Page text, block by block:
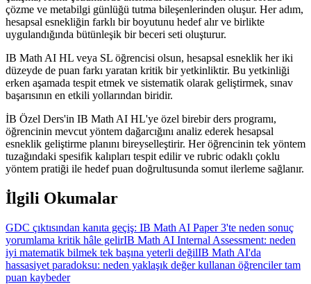
çözme ve metabilgi günlüğü tutma bileşenlerinden oluşur. Her adım,
hesapsal esnekliğin farklı bir boyutunu hedef alır ve birlikte
uygulandığında bütünleşik bir beceri seti oluşturur.
IB Math AI HL veya SL öğrencisi olsun, hesapsal esneklik her iki
düzeyde de puan farkı yaratan kritik bir yetkinliktir. Bu yetkinliği
erken aşamada tespit etmek ve sistematik olarak geliştirmek, sınav
başarısının en etkili yollarından biridir.
İB Özel Ders'in IB Math AI HL'ye özel birebir ders programı,
öğrencinin mevcut yöntem dağarcığını analiz ederek hesapsal
esneklik geliştirme planını bireyselleştirir. Her öğrencinin tek yöntem
tuzağındaki spesifik kalıpları tespit edilir ve rubric odaklı çoklu
yöntem pratiği ile hedef puan doğrultusunda somut ilerleme sağlanır.
İlgili Okumalar
GDC çıktısından kanıta geçiş: IB Math AI Paper 3'te neden sonuç
yorumlama kritik hâle gelirIB Math AI Internal Assessment: neden
iyi matematik bilmek tek başına yeterli değilIB Math AI'da
hassasiyet paradoksu: neden yaklaşık değer kullanan öğrenciler tam
puan kaybeder